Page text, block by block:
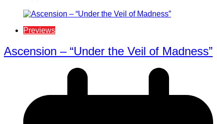
Previews
Ascension – “Under the Veil of Madness”